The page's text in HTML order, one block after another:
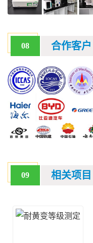
08 合作客户
09 相关项目